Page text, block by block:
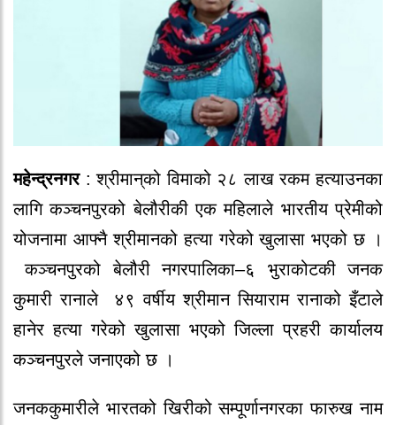
महेन्द्रनगर: श्रीमान‍्को विमाको २८ लाख रकम हत्याउनका
लागि कञ्चनपुरको बेलौरीकी एक महिलाले भारतीय प्रेमीको
योजनामा आफ्नै श्रीमानको हत्या गरेको खुलासा भएको छ ।
कञ्चनपुरको बेलौरी नगरपालिका–६ भुराकोटकी जनक
कुमारी रानाले ४९ वर्षीय श्रीमान सियाराम रानाको इँटाले
हानेर हत्या गरेको खुलासा भएको जिल्ला प्रहरी कार्यालय
कञ्चनपुरले जनाएको छ ।
जनककुमारीले भारतको खिरीको सम्पूर्णानगरका फारुख नाम